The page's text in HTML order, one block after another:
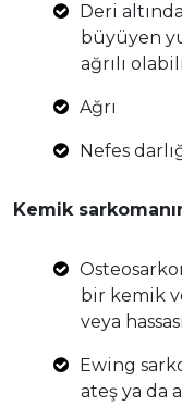
Deri
büyüyen
ağrılı
Ağrı
Nefes
Kemik
bir kemik
veya
Ewing
ateş ya da